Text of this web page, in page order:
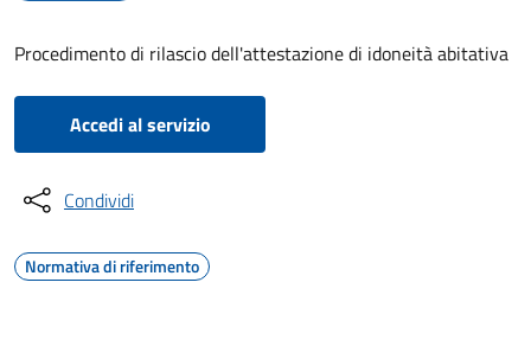
Procedimento di rilascio dell'attestazione di idoneità abitativa
Accedi al servizio
Condividi
Normativa di riferimento